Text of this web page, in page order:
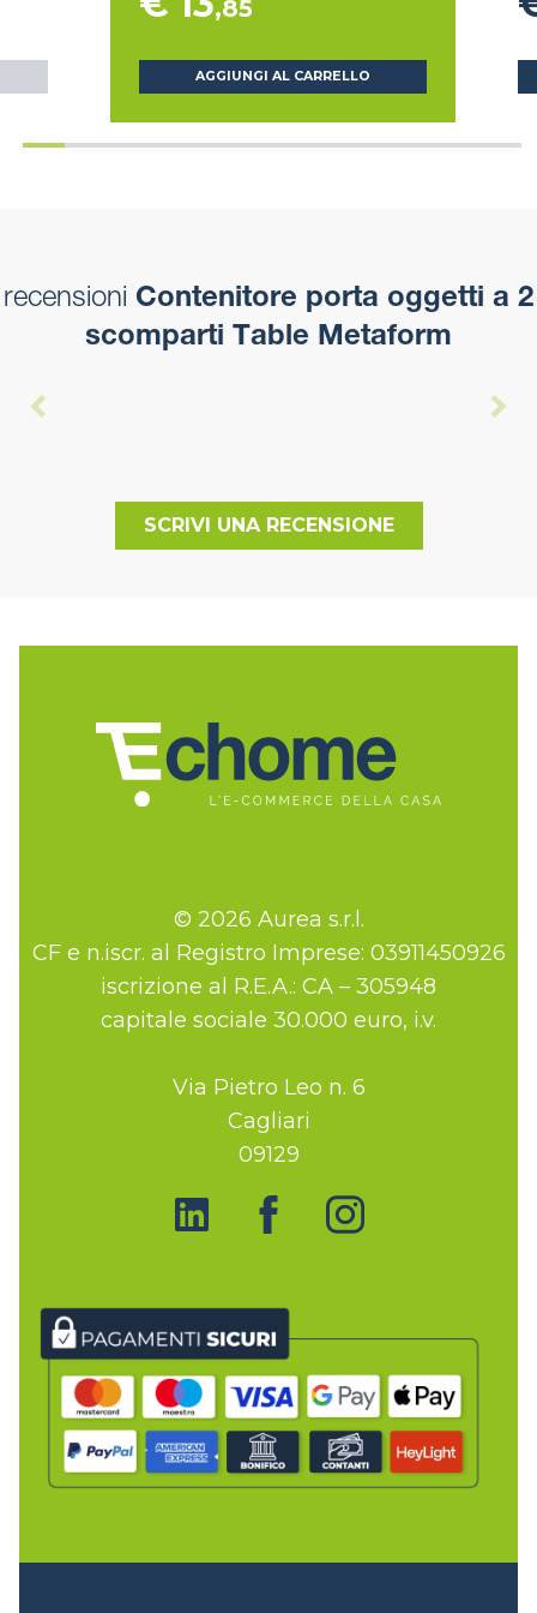
,85
AGGIUNGI AL CARRELLO
recensioni Contenitore porta oggetti a 2
scomparti Table Metaform
SCRIVI UNA RECENSIONE
© 2026 Aurea s.r.l.
CF e n.iscr. al Registro Imprese: 03911450926
iscrizione al R.E.A.: CA – 305948
capitale sociale 30.000 euro, i.v.
Via Pietro Leo n. 6
Cagliari
09129